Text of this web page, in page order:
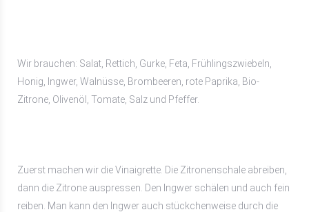
Wir brauchen: Salat, Rettich, Gurke, Feta, Frühlingszwiebeln,
Honig, Ingwer, Walnüsse, Brombeeren, rote Paprika, Bio-
Zitrone, Olivenöl, Tomate, Salz und Pfeffer.
Zuerst machen wir die Vinaigrette. Die Zitronenschale abreiben,
dann die Zitrone auspressen. Den Ingwer schälen und auch fein
reiben. Man kann den Ingwer auch stückchenweise durch die